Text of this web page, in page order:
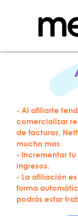
- Al afiliarte
comercializar
de facturas,
mucho mas.
- Incrementar
ingresos.
- La afiliación
forma
podrás estar